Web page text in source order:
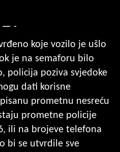
koje vozilo je ušlo
je na semaforu bilo
policija poziva svjedoke
dati korisne
prometnu nesreću
prometne policije
ili na brojeve telefona
bi se utvrdile sve